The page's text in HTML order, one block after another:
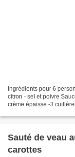
Ingrédients pour 6
citron - sel et poivre
crème épaisse -3
Sauté de veau
carottes